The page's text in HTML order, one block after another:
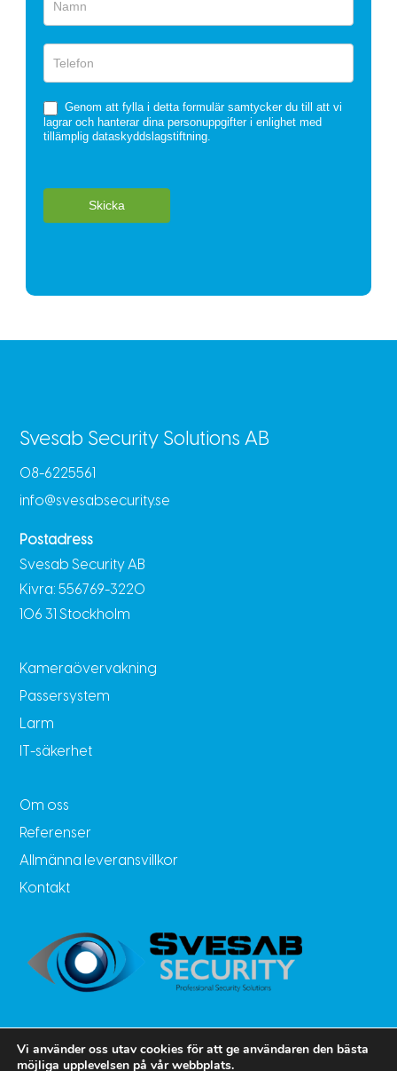
Genom att fylla i detta formulär samtycker du till att vi
lagrar och hanterar dina personuppgifter i enlighet med
tillämplig dataskyddslagstiftning.
Skicka
Svesab Security Solutions AB
08-6225561
info@svesabsecurity.se
Postadress
Svesab Security AB
Kivra: 556769-3220
106 31 Stockholm
Kameraövervakning
Passersystem
Larm
IT-säkerhet
Om oss
Referenser
Allmänna leveransvillkor
Kontakt
Vi använder oss utav cookies för att ge användaren den bästa
möjliga upplevelsen på vår webbplats.